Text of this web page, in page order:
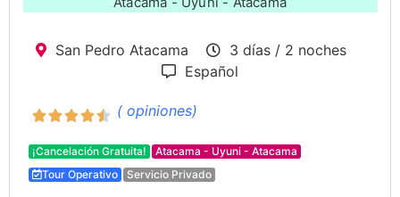
San Pedro Atacama
3 días / 2 noches
Español
( opiniones)
¡Cancelación Gratuita!
Atacama - Uyuni - Atacama
Tour Operativo
Servicio Privado